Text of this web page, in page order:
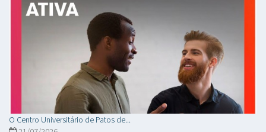
O Centro Universitário de Patos de...